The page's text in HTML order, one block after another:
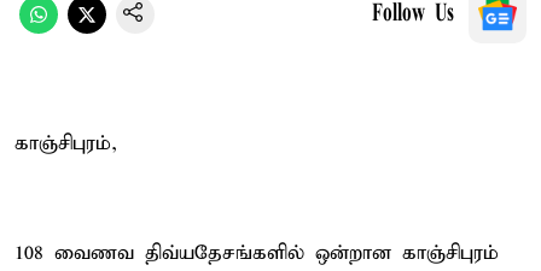
Follow Us
காஞ்சிபுரம்,
108 வைணவ திவ்யதேசங்களில் ஒன்றான காஞ்சிபுரம்